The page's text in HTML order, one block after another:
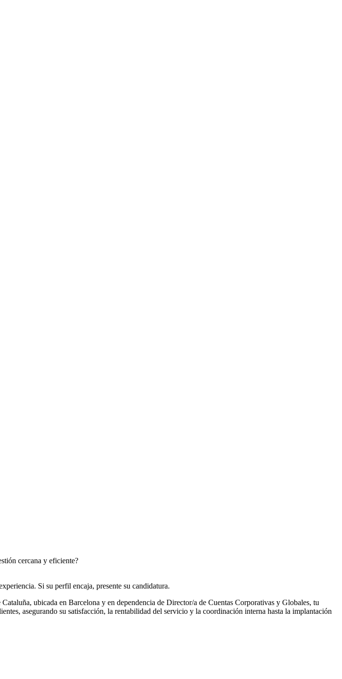
cercana y eficiente?
Si su perfil encaja, presente su candidatura.
ubicada en Barcelona y en dependencia de Director/a de Cuentas Corporativas y Globales, tu
asegurando su satisfacción, la rentabilidad del servicio y la coordinación interna hasta la implantación